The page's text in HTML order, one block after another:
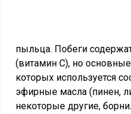
пыльца. Побеги
(витамин С), но
которых используется
эфирные масла (пинен,
некоторые другие,